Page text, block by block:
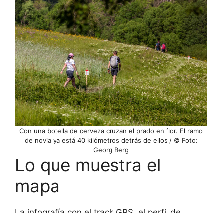
Con una botella de cerveza cruzan el prado en flor. El ramo
de novia ya está 40 kilómetros detrás de ellos / © Foto:
Georg Berg
Lo que muestra el
mapa